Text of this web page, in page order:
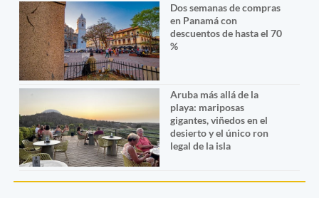
Dos semanas de compras
en Panamá con
descuentos de hasta el 70
%
Aruba más allá de la
playa: mariposas
gigantes, viñedos en el
desierto y el único ron
legal de la isla